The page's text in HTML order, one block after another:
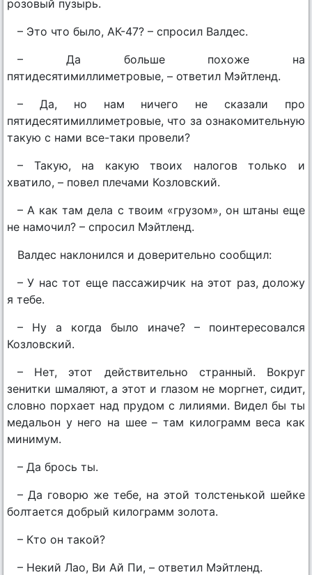
розовый пузырь.
– Это что было, АК-47? – спросил Валдес.
– Да больше похоже на
пятидесятимиллиметровые, – ответил Мэйтленд.
– Да, но нам ничего не сказали про
пятидесятимиллиметровые, что за ознакомительную
такую с нами все-таки провели?
– Такую, на какую твоих налогов только и
хватило, – повел плечами Козловский.
– А как там дела с твоим «грузом», он штаны еще
не намочил? – спросил Мэйтленд.
Валдес наклонился и доверительно сообщил:
– У нас тот еще пассажирчик на этот раз, доложу
я тебе.
– Ну а когда было иначе? – поинтересовался
Козловский.
– Нет, этот действительно странный. Вокруг
зенитки шмаляют, а этот и глазом не моргнет, сидит,
словно порхает над прудом с лилиями. Видел бы ты
медальон у него на шее – там килограмм веса как
минимум.
– Да брось ты.
– Да говорю же тебе, на этой толстенькой шейке
болтается добрый килограмм золота.
– Кто он такой?
– Некий Лао, Ви Ай Пи, – ответил Мэйтленд.